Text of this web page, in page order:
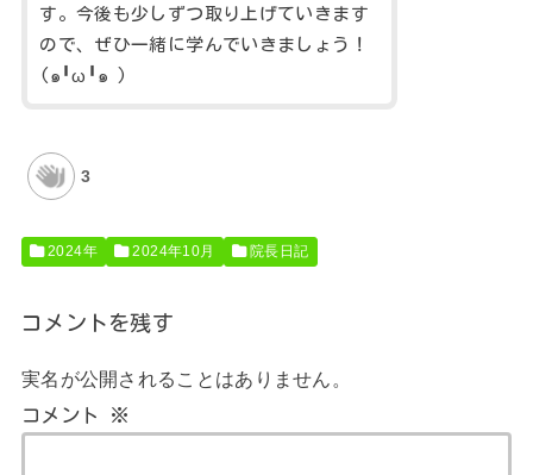
す。今後も少しずつ取り上げていきます
ので、ぜひ一緒に学んでいきましょう！
(๑╹ω╹๑ )
3
2024年 2024年10月 院長日記
コメントを残す
実名が公開されることはありません。
コメント ※